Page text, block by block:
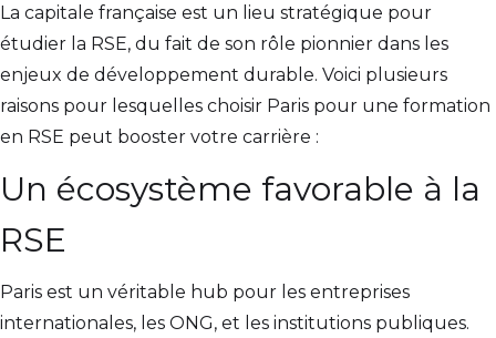
La capitale française est un lieu stratégique pour
étudier la RSE, du fait de son rôle pionnier dans les
enjeux de développement durable. Voici plusieurs
raisons pour lesquelles choisir Paris pour une formation
en RSE peut booster votre carrière :
Un écosystème favorable à la
RSE
Paris est un véritable hub pour les entreprises
internationales, les ONG, et les institutions publiques.